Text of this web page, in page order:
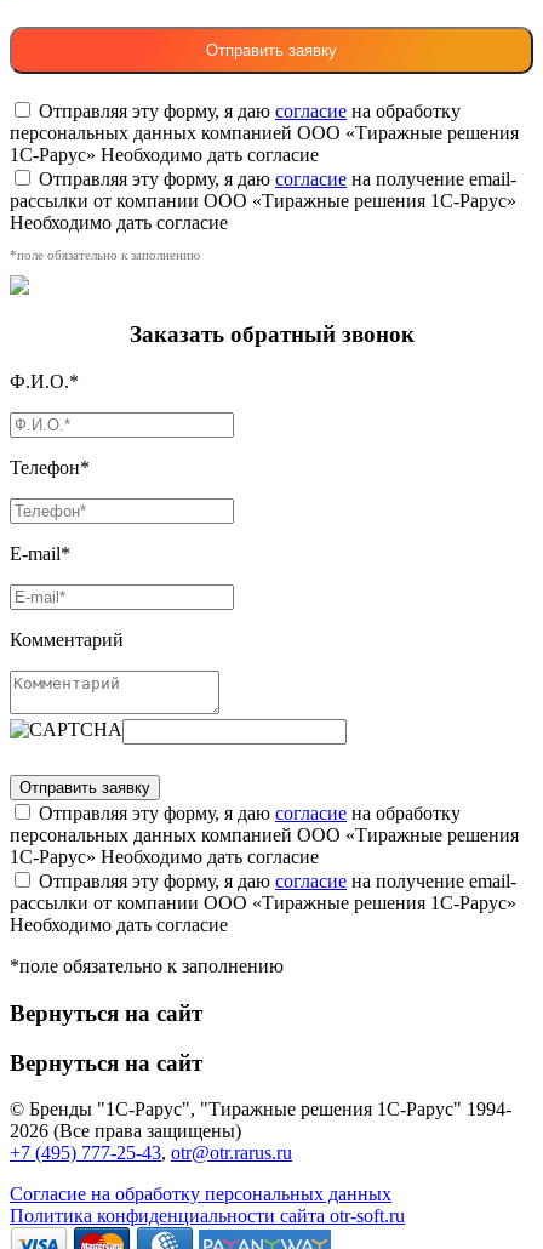
Отправляя эту форму, я даю согласие на обработку
персональных данных компанией ООО «Тиражные решения
1С-Рарус» Необходимо дать согласие
Отправляя эту форму, я даю согласие на получение email-
рассылки от компании ООО «Тиражные решения 1С-Рарус»
Необходимо дать согласие
*поле обязательно к заполнению
Заказать обратный звонок
Ф.И.О.*
Телефон*
E-mail*
Комментарий
Отправляя эту форму, я даю согласие на обработку
персональных данных компанией ООО «Тиражные решения
1С-Рарус» Необходимо дать согласие
Отправляя эту форму, я даю согласие на получение email-
рассылки от компании ООО «Тиражные решения 1С-Рарус»
Необходимо дать согласие
*поле обязательно к заполнению
Вернуться на сайт
Вернуться на сайт
© Бренды "1С-Рарус", "Тиражные решения 1С-Рарус" 1994-
2026 (Все права защищены)
+7 (495) 777-25-43, otr@otr.rarus.ru
Согласие на обработку персональных данных
Политика конфиденциальности сайта otr-soft.ru